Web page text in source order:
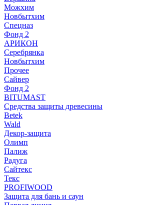
Можхим
Новбытхим
Спецназ
Фонд 2
АРИКОН
Серебрянка
Новбытхим
Прочее
Сайвер
Фонд 2
BITUMAST
Средства защиты древесины
Betek
Wald
Декор-защита
Олимп
Палиж
Радуга
Сайтекс
Текс
PROFIWOOD
Защита для бань и саун